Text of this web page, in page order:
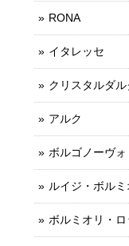
RONA
イタレッセ
クリスタルダル
アルク
ボルゴノーヴォ
ルイジ・ボルミ
ボルミオリ・ロ